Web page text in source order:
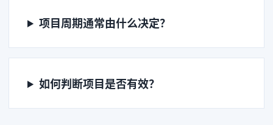
项目周期通常由什么决定？
如何判断项目是否有效？